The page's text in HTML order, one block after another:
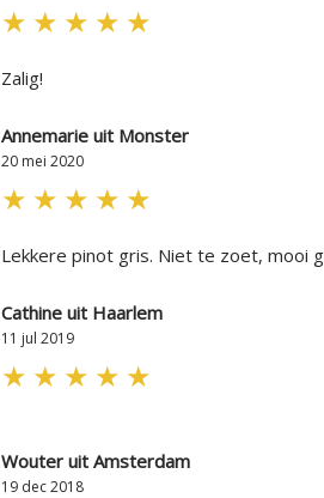
★ ★ ★ ★ ★
Zalig!
Annemarie uit Monster
20 mei 2020
★ ★ ★ ★ ★
Lekkere pinot gris. Niet te zoet, mooi
Cathine uit Haarlem
11 jul 2019
★ ★ ★ ★ ★
Wouter uit Amsterdam
19 dec 2018